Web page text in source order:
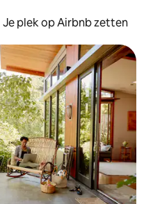
Je plek op Airbnb zetten